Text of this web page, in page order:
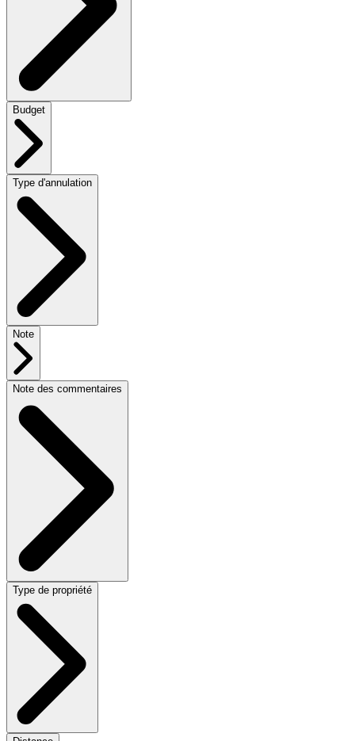
Budget
Type d'annulation
Note
Note des commentaires
Type de propriété